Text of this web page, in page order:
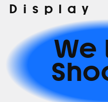
Display
We